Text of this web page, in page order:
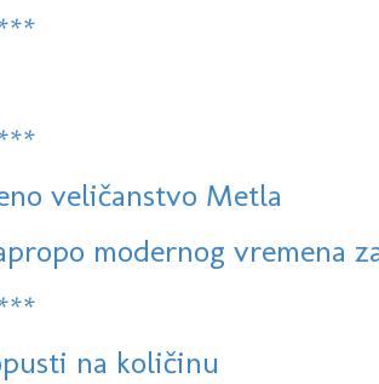
veličanstvo Metla
modernog vremena
na količinu